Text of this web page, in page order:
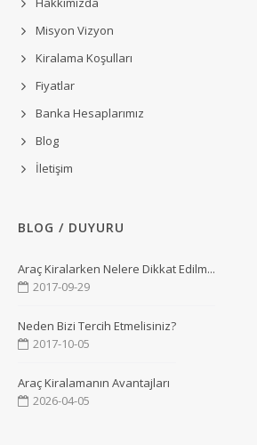
Misyon Vizyon
Kiralama Koşulları
Fiyatlar
Banka Hesaplarımız
Blog
İletişim
BLOG / DUYURU
Araç Kiralarken Nelere Dikkat Edilm...
2017-09-29
Neden Bizi Tercih Etmelisiniz?
2017-10-05
Araç Kiralamanın Avantajları
2026-04-05